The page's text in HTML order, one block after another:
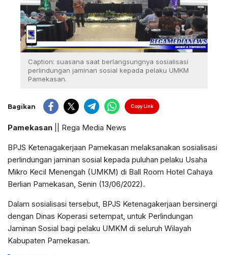
Caption: suasana saat berlangsungnya sosialisasi
perlindungan jaminan sosial kepada pelaku UMKM
Pamekasan.
Bagikan Copy Link
Pamekasan || Rega Media News
BPJS Ketenagakerjaan Pamekasan melaksanakan sosialisasi
perlindungan jaminan sosial kepada puluhan pelaku Usaha
Mikro Kecil Menengah (UMKM) di Ball Room Hotel Cahaya
Berlian Pamekasan, Senin (13/06/2022).
Dalam sosialisasi tersebut, BPJS Ketenagakerjaan bersinergi
dengan Dinas Koperasi setempat, untuk Perlindungan
Jaminan Sosial bagi pelaku UMKM di seluruh Wilayah
Kabupaten Pamekasan.